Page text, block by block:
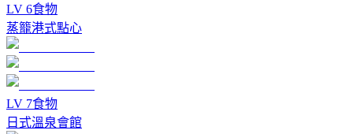
LV 6食物
蒸籠港式點心
LV 7食物
日式溫泉會館